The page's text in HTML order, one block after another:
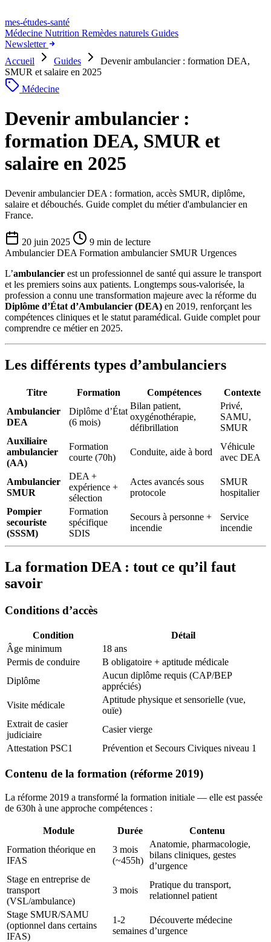
mes-études-santé
Médecine Nutrition Remèdes naturels Guides
Newsletter
Accueil
Guides
Devenir ambulancier : formation DEA,
SMUR et salaire en 2025
Médecine
Devenir ambulancier :
formation DEA, SMUR et
salaire en 2025
Devenir ambulancier DEA : formation, accès SMUR, diplôme,
salaire et débouchés. Guide complet du métier d'ambulancier en
France.
20 juin 2025
9 min de lecture
AmbulancierDEA Formation ambulancier SMUR Urgences
L’ambulancier est un professionnel de santé qui assure le transport
et les premiers soins aux patients. Longtemps sous-valorisée, la
profession a connu une transformation majeure avec la réforme du
Diplôme d’État d’Ambulancier (DEA) en 2019, renforçant les
compétences cliniques et le statut paramédical. Guide complet pour
comprendre ce métier en 2025.
Les différents types d’ambulanciers
Titre Formation Compétences
Contexte
Ambulancier
DEA
Diplôme d’État
(6 mois)
Bilan patient,
oxygénothérapie,
défibrillation
Privé,
SAMU,
SMUR
Auxiliaire
ambulancier
(AA)
Formation
courte (70h)
Conduite, aide à bord
Véhicule
avec DEA
Ambulancier
SMUR
DEA +
expérience +
sélection
Actes avancés sous
protocole
SMUR
hospitalier
Pompier
secouriste
(SSSM)
Formation
spécifique
SDIS
Secours à personne +
incendie
Service
incendie
La formation DEA : tout ce qu’il faut
savoir
Conditions d’accès
Condition
Détail
Âge minimum
18 ans
Permis de conduire
B obligatoire + aptitude médicale
Diplôme
Aucun diplôme requis (CAP/BEP
appréciés)
Visite médicale
Aptitude physique et sensorielle (vue,
ouïe)
Extrait de casier
judiciaire
Casier vierge
Attestation PSC1
Prévention et Secours Civiques niveau 1
Contenu de la formation (réforme 2019)
La réforme 2019 a transformé la formation initiale — elle est passée
de 630h à une approche compétences :
Module Durée
Contenu
Formation théorique en
IFAS
3 mois
(~455h)
Anatomie, pharmacologie,
bilans cliniques, gestes
d’urgence
Stage en entreprise de
transport
(VSL/ambulance)
3 mois
Pratique du transport,
relationnel patient
Stage SMUR/SAMU
(optionnel dans certains
IFAS)
1-2
semaines
Découverte médecine
d’urgence